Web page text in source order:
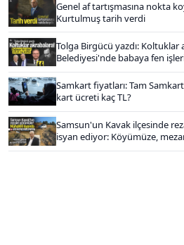
Genel af tartışmasına nokta
Kurtulmuş tarih verdi
Tolga Birgücü yazdı: Koltuklar
Belediyesi'nde babaya fen
Samkart fiyatları: Tam
kart ücreti kaç TL?
Samsun'un Kavak ilçesinde
isyan ediyor: Köyümüze,